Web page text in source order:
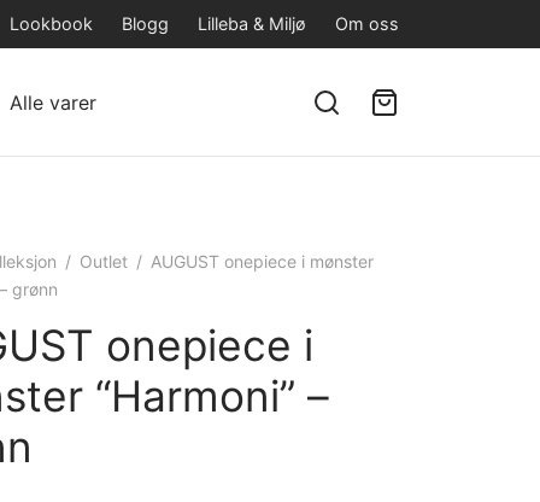
Lookbook Blogg Lilleba & Miljø Om oss
Alle varer
/ Outlet / AUGUST onepiece i mønster
grønn
onepiece i
“Harmoni” –